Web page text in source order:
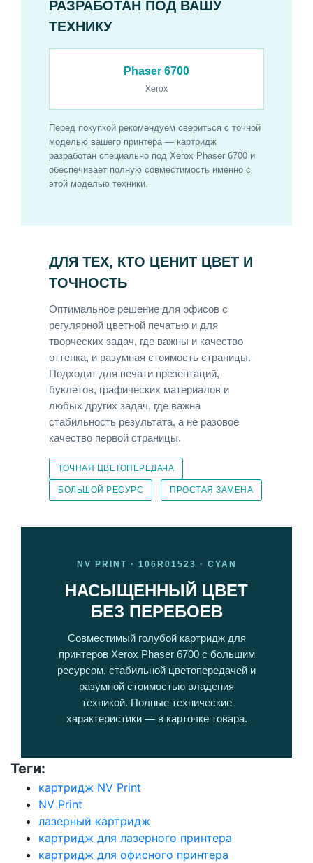
РАЗРАБОТАН ПОД ВАШУ
ТЕХНИКУ
Phaser 6700
Xerox
Перед покупкой рекомендуем свериться с точной
моделью вашего принтера — картридж
разработан специально под Xerox Phaser 6700 и
обеспечивает полную совместимость именно с
этой моделью техники.
ДЛЯ ТЕХ, КТО ЦЕНИТ ЦВЕТ И
ТОЧНОСТЬ
Оптимальное решение для офисов с
регулярной цветной печатью и для
творческих задач, где важны и качество
оттенка, и разумная стоимость страницы.
Подходит для печати презентаций,
буклетов, графических материалов и
любых других задач, где важна
стабильность результата, а не разовое
качество первой страницы.
ТОЧНАЯ ЦВЕТОПЕРЕДАЧА
БОЛЬШОЙ РЕСУРС ПРОСТАЯ ЗАМЕНА
NV PRINT · 106R01523 · CYAN
НАСЫЩЕННЫЙ ЦВЕТ
БЕЗ ПЕРЕБОЕВ
Совместимый голубой картридж для
принтеров Xerox Phaser 6700 с большим
ресурсом, стабильной цветопередачей и
разумной стоимостью владения
техникой. Полные технические
характеристики — в карточке товара.
Теги:
картридж NV Print
NV Print
лазерный картридж
картридж для лазерного принтера
картридж для офисного принтера